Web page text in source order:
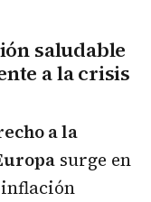
saludable
a la crisis
a la
surge en